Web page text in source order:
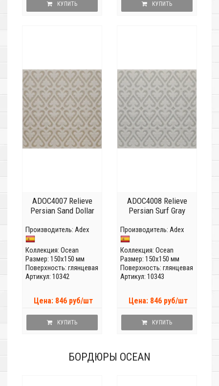
КУПИТЬ КУПИТЬ
ADOC4007 Relieve
Persian Sand Dollar
Производитель: Adex
Коллекция: Ocean
Размер: 150x150 мм
Поверхность: глянцевая
Артикул: 10342
Цена: 846 руб/шт
КУПИТЬ
ADOC4008 Relieve
Persian Surf Gray
Производитель: Adex
Коллекция: Ocean
Размер: 150x150 мм
Поверхность: глянцевая
Артикул: 10343
Цена: 846 руб/шт
КУПИТЬ
БОРДЮРЫ OCEAN